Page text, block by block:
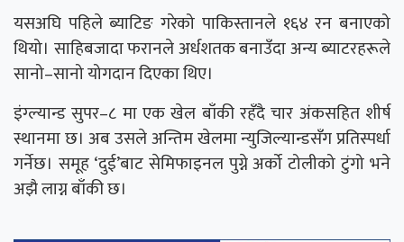
यसअघि पहिले ब्याटिङ गरेको पाकिस्तानले १६४ रन बनाएको
थियो। साहिबजादा फरानले अर्धशतक बनाउँदा अन्य ब्याटरहरूले
सानो–सानो योगदान दिएका थिए।
इंग्ल्यान्ड सुपर–८ मा एक खेल बाँकी रहँदै चार अंकसहित शीर्ष
स्थानमा छ। अब उसले अन्तिम खेलमा न्युजिल्यान्डसँग प्रतिस्पर्धा
गर्नेछ। समूह ‘दुई’बाट सेमिफाइनल पुग्ने अर्को टोलीको टुंगो भने
अझै लाग्न बाँकी छ।